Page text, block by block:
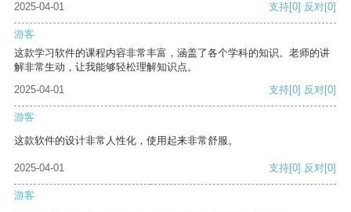
2025-04-01 支持[0] 反对[0]
游客
这款学习软件的课程内容非常丰富，涵盖了各个学科的知识。老师的讲
解非常生动，让我能够轻松理解知识点。
2025-04-01
支持[0] 反对[0]
游客
这款软件的设计非常人性化，使用起来非常舒服。
2025-04-01 支持[0] 反对[0]
游客